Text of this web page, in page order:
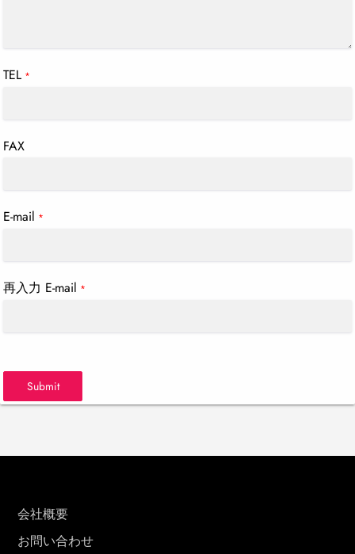
TEL *
FAX
E-mail *
再入力 E-mail *
Submit
会社概要
お問い合わせ